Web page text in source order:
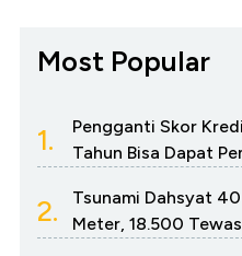
Most Popular
1.
Pengganti Skor
Tahun Bisa Dapat
2.
Tsunami Dahsyat
Meter, 18.500